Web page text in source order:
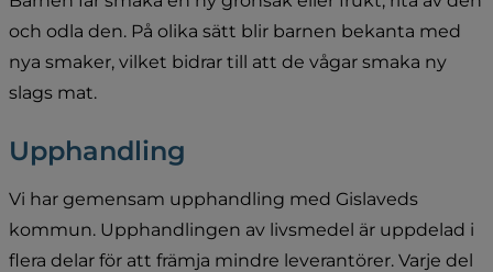
och odla den. På olika sätt blir barnen bekanta med
nya smaker, vilket bidrar till att de vågar smaka ny
slags mat.
Upphandling
Vi har gemensam upphandling med Gislaveds
kommun. Upphandlingen av livsmedel är uppdelad i
flera delar för att främja mindre leverantörer. Varje del